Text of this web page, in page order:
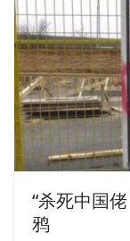
“杀死中国
鸦